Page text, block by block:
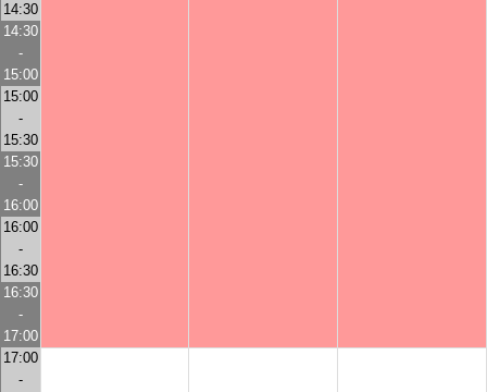
14:30
14:30
-
15:00
15:00
-
15:30
15:30
-
16:00
16:00
-
16:30
16:30
-
17:00
17:00
-